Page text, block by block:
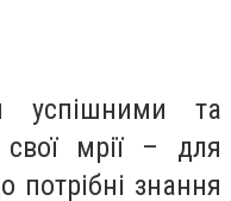
успішними та
мрії – для
потрібні знання